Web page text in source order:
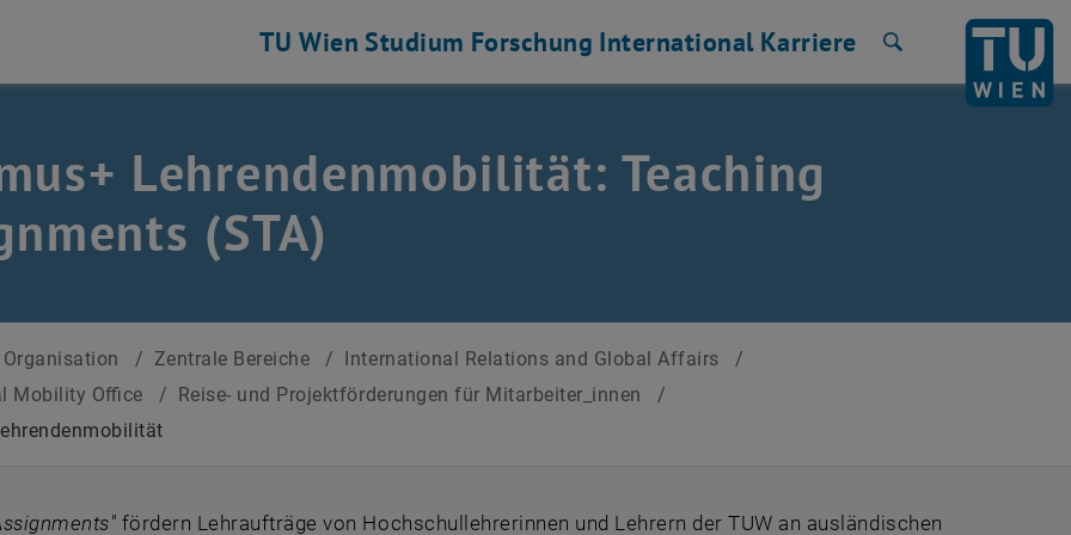
auflisten
TU Wien Studium Forschung International Karriere
Lehrendenmobilität: Teaching
(STA)
Organisation / Zentrale Bereiche / International Relations and Global Affairs
/
Mobility Office
/ Reise- und Projektförderungen für Mitarbeiter_innen
/
fördern Lehraufträge von Hochschullehrerinnen und Lehrern der TUW an ausländischen